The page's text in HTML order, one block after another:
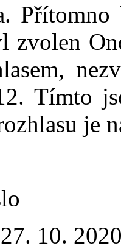
Přítomno
zvolen
Tímto
je
10.